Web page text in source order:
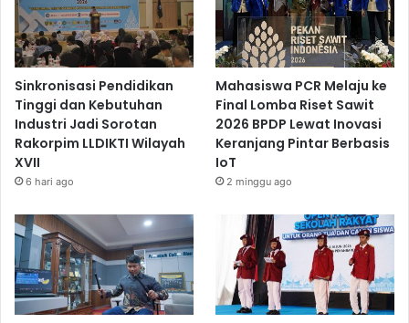
Sinkronisasi Pendidikan
Tinggi dan Kebutuhan
Industri Jadi Sorotan
Rakorpim LLDIKTI Wilayah
XVII
6 hari ago
Mahasiswa PCR Melaju ke
Final Lomba Riset Sawit
2026 BPDP Lewat Inovasi
Keranjang Pintar Berbasis
IoT
2 minggu ago